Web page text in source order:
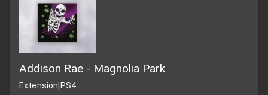
Addison Rae - Magnolia Park
Extension PS4